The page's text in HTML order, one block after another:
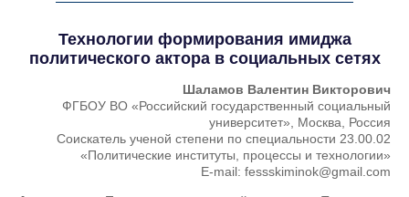
Технологии формирования имиджа
политического актора в социальных сетях
Шаламов Валентин Викторович
ФГБОУ ВО «Российский государственный социальный
университет», Москва, Россия
Соискатель ученой степени по специальности 23.00.02
«Политические институты, процессы и технологии»
E-mail: fessskiminok@gmail.com